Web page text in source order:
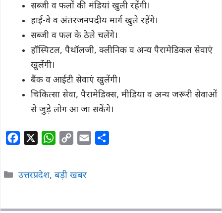
सब्जी व फलों की मंडियां खुली रहेंगी।
हाई-वे व अंतरजनपदीय मार्ग खुले रहेंगे।
सब्जी व फल के ठेले चलेंगे।
हॉस्पिटल, पैथॉलजी, क्लीनिक व अन्य पैरामेडिकल सेवाएं
खुलेंगी।
बैंक व आईटी सेवाएं खुलेंगी।
चिकित्सा सेवा, पैरामेडिक्स, मीडिया व अन्य जरूरी सेवाओं
से जुड़े लोग आ जा सकेंगे।
e
o
W
t
A
y
i
Categories
उत्तरप्रदेश, बड़ी खबर